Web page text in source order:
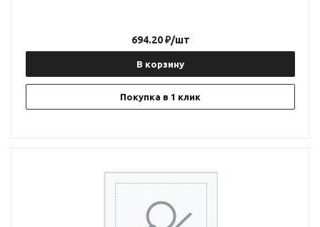
В корзину
Покупка в 1 клик
694.20₽/шт